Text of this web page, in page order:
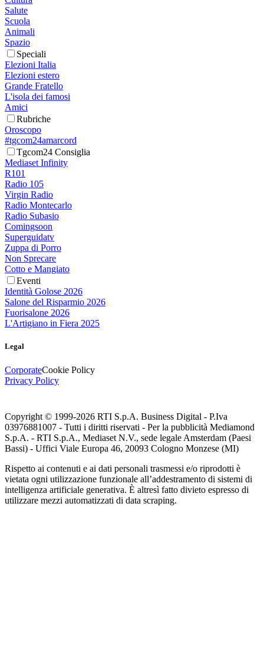
Salute
Scuola
Animali
Spazio
Speciali
Elezioni Italia
Elezioni estero
Grande Fratello
L'isola dei famosi
Amici
Rubriche
Oroscopo
#tgcom24amarcord
Tgcom24 Consiglia
Mediaset Infinity
R101
Radio 105
Virgin Radio
Radio Montecarlo
Radio Subasio
Comingsoon
Superguidatv
Zuppa di Porro
Non Sprecare
Cotto e Mangiato
Eventi
Identità Golose 2026
Salone del Risparmio 2026
Fuorisalone 2026
L'Artigiano in Fiera 2025
Legal
CorporateCookie Policy
Privacy Policy
Copyright © 1999-2026 RTI S.p.A. Business Digital - P.Iva
03976881007 - Tutti i diritti riservati - Per la pubblicità Mediamond
S.p.A. - RTI S.p.A., Mediaset N.V., sede legale Amsterdam (Paesi
Bassi) - Uffici Viale Europa 46, 20093 Cologno Monzese (MI)
Rispetto ai contenuti e ai dati personali trasmessi e/o riprodotti è
vietata ogni utilizzazione funzionale all’addestramento di sistemi di
intelligenza artificiale generativa. È altresì fatto divieto espresso di
utilizzare mezzi automatizzati di data scraping.